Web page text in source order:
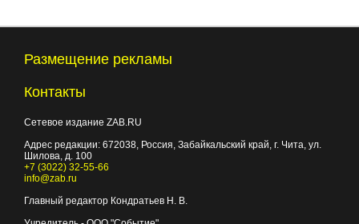
Размещение рекламы
Контакты
Сетевое издание ZAB.RU
Адрес редакции: 672038, Россия, Забайкальский край, г. Чита, ул.
Шилова, д. 100
+7 (3022) 32-55-66
info@zab.ru
Главный редактор Кондратьев Н. В.